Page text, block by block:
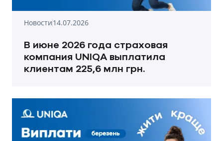
Новости14.07.2026
В июне 2026 года страховая
компания UNIQA выплатила
клиентам 225,6 млн грн.